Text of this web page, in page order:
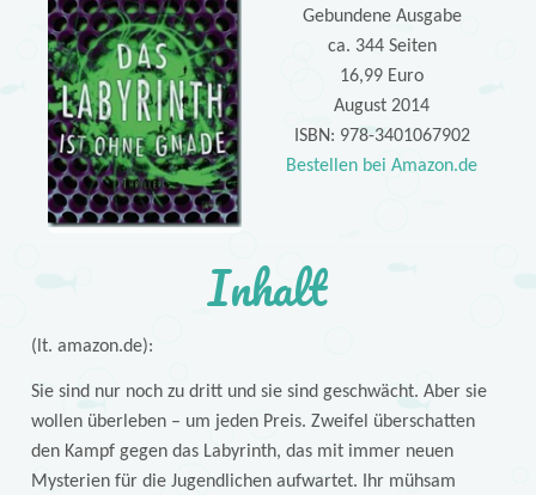
Gebundene Ausgabe
ca. 344 Seiten
16,99 Euro
August 2014
ISBN: 978-3401067902
Bestellen bei Amazon.de
Inhalt
(lt. amazon.de):
Sie sind nur noch zu dritt und sie sind geschwächt. Aber sie
wollen überleben – um jeden Preis. Zweifel überschatten
den Kampf gegen das Labyrinth, das mit immer neuen
Mysterien für die Jugendlichen aufwartet. Ihr mühsam